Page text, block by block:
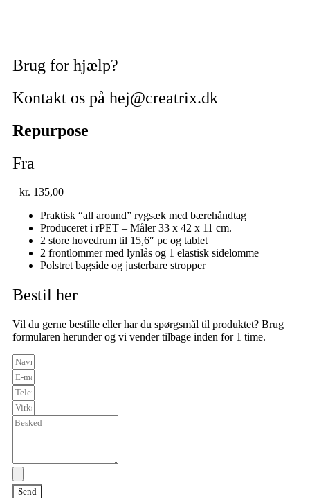
Brug for hjælp?
Kontakt os på hej@creatrix.dk
Repurpose
Fra
kr. 135,00
Praktisk “all around” rygsæk med bærehåndtag
Produceret i rPET – Måler 33 x 42 x 11 cm.
2 store hovedrum til 15,6″ pc og tablet
2 frontlommer med lynlås og 1 elastisk sidelomme
Polstret bagside og justerbare stropper
Bestil her
Vil du gerne bestille eller har du spørgsmål til produktet? Brug
formularen herunder og vi vender tilbage inden for 1 time.
Send